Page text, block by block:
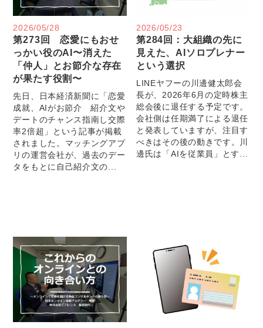
2026/05/28
第273回 恋愛にもおせ
っかい役のAI〜消えた
「仲人」とお節介な存在
が果たす役割〜
先日、日本経済新聞に「恋愛
成就、AIがお節介 紹介文や
デートのチャンス指南し交際
率2倍超」という記事が掲載
されました。マッチングアプ
リの運営会社が、過去のデー
タをもとに自己紹介文の...
2026/05/23
第284回：大組織の先に
見えた、AIソロプレナー
という選択
LINEヤフーの川邊健太郎会
長が、2026年6月の定時株主
総会後に退任する予定です。
会社側は任期満了による退任
と発表していますが、注目す
べきはその後の動きです。川
邊氏は「AIを従業員」とす...